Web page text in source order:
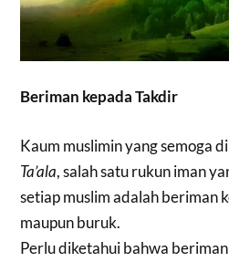
Beriman kepada Takdir
Kaum muslimin yang semoga
Ta’ala, salah satu rukun iman
setiap muslim adalah beriman
maupun buruk.
Perlu diketahui bahwa